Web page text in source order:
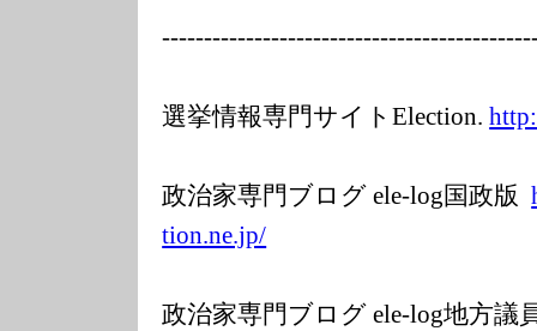
---------------------------------------
選挙情報専門サイトElection.
政治家専門ブログ ele-log国政版
tion.ne.jp/
政治家専門ブログ ele-log地方議